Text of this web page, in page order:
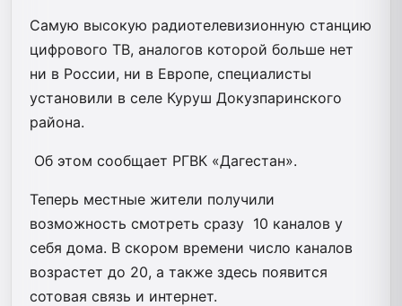
Самую высокую радиотелевизионную станцию
цифрового ТВ, аналогов которой больше нет
ни в России, ни в Европе, специалисты
установили в селе Куруш Докузпаринского
района.
Об этом сообщает РГВК «Дагестан».
Теперь местные жители получили
возможность смотреть сразу 10 каналов у
себя дома. В скором времени число каналов
возрастет до 20, а также здесь появится
сотовая связь и интернет.